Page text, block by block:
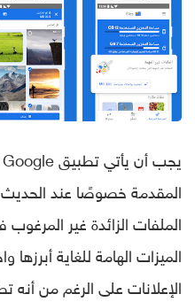
المقدمة خصوصًا عند
الملفات الزائدة غير
الميزات الهامة للغاية
الإعلانات على الرغم من أنه